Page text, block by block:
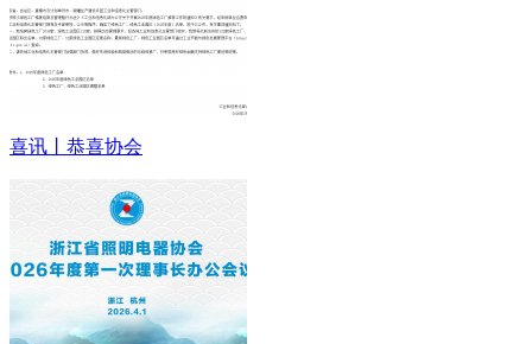
喜讯丨恭喜协会